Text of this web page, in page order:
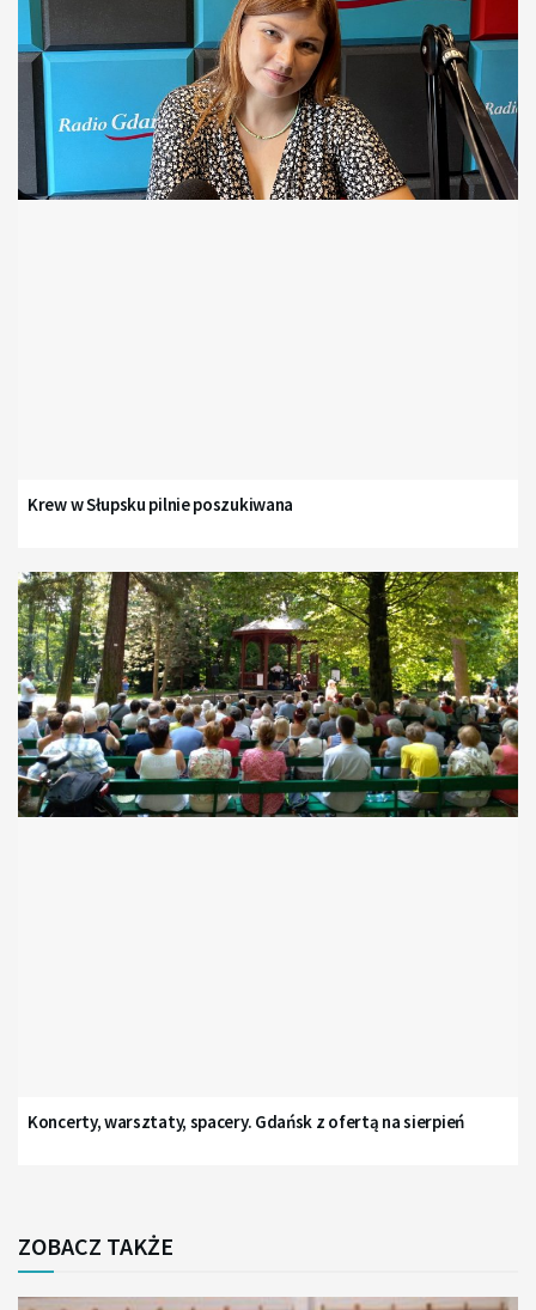
Krew w Słupsku pilnie poszukiwana
Koncerty, warsztaty, spacery. Gdańsk z ofertą na sierpień
ZOBACZ TAKŻE